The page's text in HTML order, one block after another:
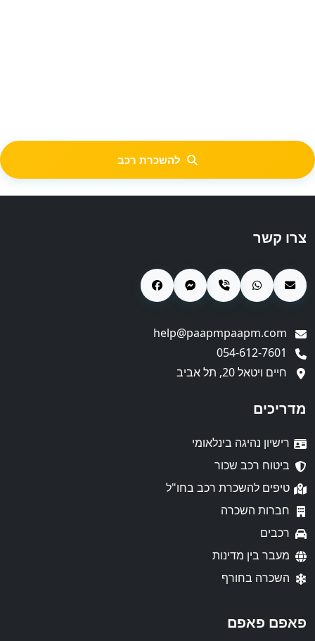
להשכרת רכב
צרו קשר
חיים ויטאל 20, תל אביב
מדריכים
רישיון נהיגה בינלאומי
ביטוח רכב שכור
טיפים להשכרת רכב בחו"ל
חברות השכרה
רכבים
מעבר בין מדינות
השכרה בחורף
פאפם פאפם